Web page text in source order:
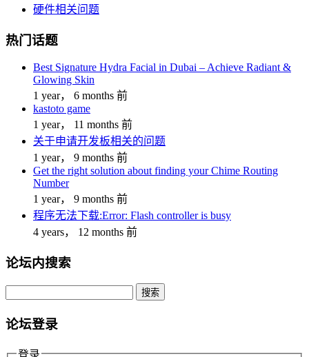
硬件相关问题
热门话题
Best Signature Hydra Facial in Dubai – Achieve Radiant &
Glowing Skin
1 year， 6 months 前
kastoto game
1 year， 11 months 前
关于申请开发板相关的问题
1 year， 9 months 前
Get the right solution about finding your Chime Routing
Number
1 year， 9 months 前
程序无法下载:Error: Flash controller is busy
4 years， 12 months 前
论坛内搜索
论坛登录
登录